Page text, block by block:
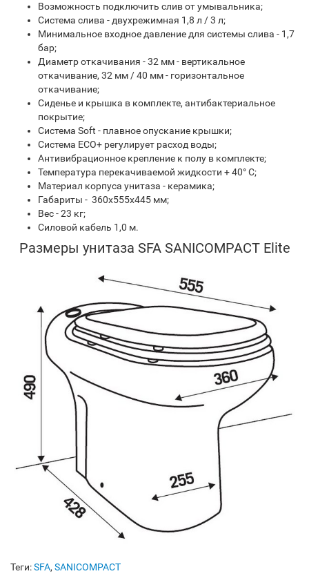
Возможность подключить слив от умывальника;
Система слива - двухрежимная 1,8 л / 3 л;
Минимальное входное давление для системы слива - 1,7
бар;
Диаметр откачивания - 32 мм - вертикальное
откачивание, 32 мм / 40 мм - горизонтальное
откачивание;
Сиденье и крышка в комплекте, антибактериальное
покрытие;
Система Soft - плавное опускание крышки;
Система ECO+ регулирует расход воды;
Антивибрационное крепление к полу в комплекте;
Температура перекачиваемой жидкости + 40° C;
Материал корпуса унитаза - керамика;
Габариты - 360х555х445 мм;
Вес - 23 кг;
Силовой кабель 1,0 м.
Размеры унитаза SFA SANICOMPACT Elite
Теги:SFA, SANICOMPACT